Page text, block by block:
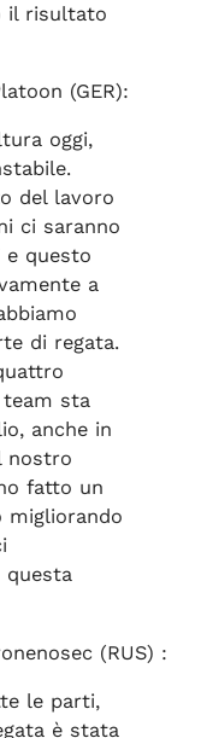
il risultato
(GER):
oggi,
del lavoro
ci saranno
e questo
a
di regata.
team sta
anche in
nostro
fatto un
migliorando
questa
(RUS) :
le parti,
è stata